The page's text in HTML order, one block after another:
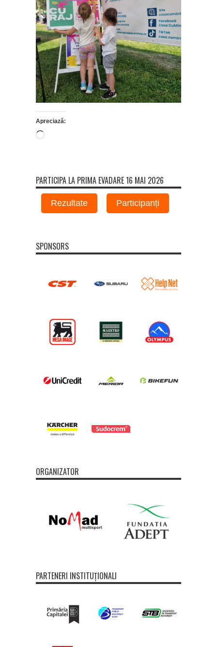
Apreciază:
Încarc...
PARTICIPA LA PRIMA EVADARE 16 MAI 2026
Rezultate Participanți
SPONSORS
ORGANIZATOR
PARTENERI INSTITUȚIONALI